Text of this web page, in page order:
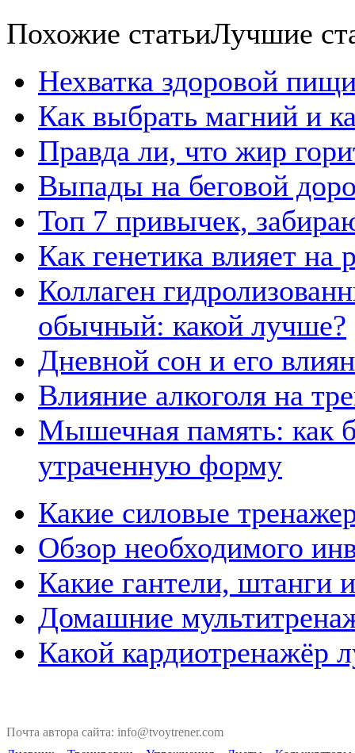
Похожие статьиЛучшие
Нехватка здоровой
Как выбрать магний и
Правда ли, что жир
Выпады на беговой
Топ 7 привычек,
Как генетика влияет
Коллаген
обычный: какой лучше?
Дневной сон и его
Влияние алкоголя на
Мышечная память: как
утраченную форму
Какие силовые
Обзор необходимого
Какие гантели, штанги
Домашние
Какой кардиотренажёр
Почта автора сайта: info@tvoytrener.com